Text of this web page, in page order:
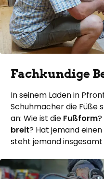
Fachkundige
In seinem Laden in
Schuhmacher die Füße
an: Wie ist die Fußform
breit? Hat jemand einen
steht jemand insgesamt